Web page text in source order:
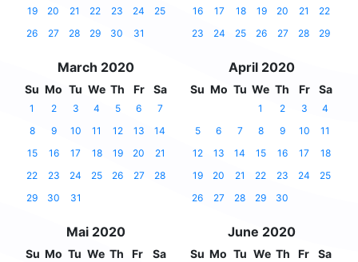
19 20 21 22 23 24
25
26
27 28 29 30 31
16 17 18 19 20 21
22
23
24 25 26 27 28 29
March 2020
Su Mo Tu We Th Fr Sa
1 2 3 4 5 6
7
8
9 10 11 12 13
14
15
16 17 18 19 20
21
22
23 24 25 26 27
28
29
30 31
April 2020
Su Mo Tu We Th Fr Sa
1 2 3
4
5
6 7 8 9 10
11
12
13 14 15 16 17
18
19
20 21 22 23 24
25
26
27 28 29 30
Mai 2020
Su Mo Tu We Th Fr Sa
June 2020
Su Mo Tu We Th Fr Sa